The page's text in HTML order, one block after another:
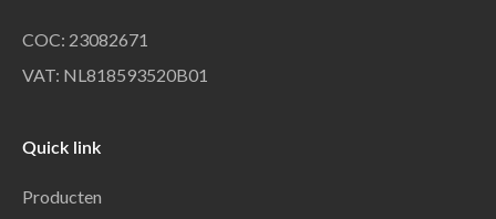
COC: 23082671
VAT: NL818593520B01
Quick link
Producten